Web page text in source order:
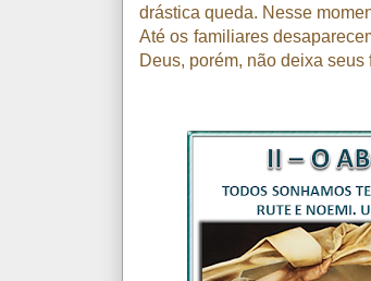
drástica queda. Nesse
Até os familiares
Deus, porém, não deixa